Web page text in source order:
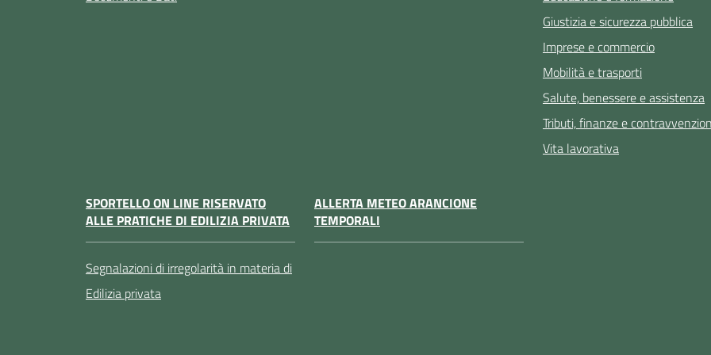
Giustizia e sicurezza pubblica
Imprese e commercio
Mobilità e trasporti
Salute, benessere e assistenza
Tributi, finanze e
Vita lavorativa
SPORTELLO ON LINE RISERVATO
ALLE PRATICHE DI EDILIZIA PRIVATA
Segnalazioni di irregolarità in materia di
Edilizia privata
ALLERTA METEO ARANCIONE
TEMPORALI